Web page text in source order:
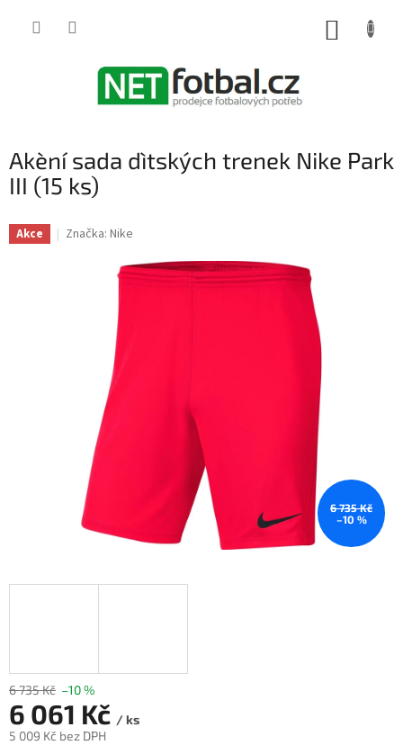
Akèní sada dìtských trenek Nike Park
III (15 ks)
Akce Značka: Nike
6 735 Kč
–10 %
6 735 Kč –10 %
6 061 Kč / ks
5 009 Kč bez DPH